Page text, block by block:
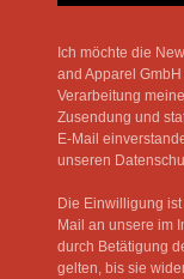
Ich möchte die
and Apparel
Verarbeitung
Zusendung und
E-Mail
unseren
Die Einwilligung
Mail an unsere im
durch Betätigung
gelten, bis sie